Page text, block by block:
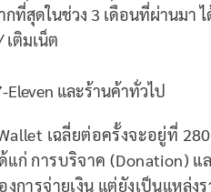
ที่สุดในช่วง 3 เดือนที่ผ่านมา ไ
ติมเน็ต
และร้านค้าทั่วไป
เฉลี่ยต่อครั้งจะอยู่ที่
ก่ การบริจาค (Donation)
การจ่ายเงิน แต่ยังเป็นแหล่